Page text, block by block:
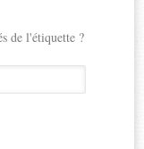
de l'étiquette ?